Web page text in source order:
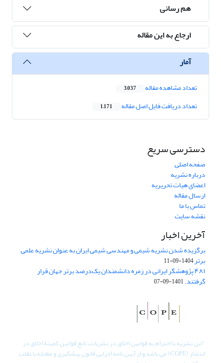
هم رسانی
ارجاع به این مقاله
آمار
تعداد مشاهده مقاله 3,037
تعداد دریافت فایل اصل مقاله 1,171
دسترسی سریع
صفحه اصلی
درباره نشریه
اعضای هیات تحریریه
ارسال مقاله
تماس با ما
نقشه سایت
آخرین اخبار
برگزیده شدن نشریه شیمی و مهندسی شیمی ایران به عنوان نشریه علمی
برتر1404-09-11
۴۸۱ پژوهشگر ایرانی در زمره دانشمندان یک‌درصد برتر جهان قرار
گرفتند.1401-09-07
"این نشریه با احترام به قوانین اخلاق در نشریات، تابع قوانین کمیتۀ اخلاق در
انتشار (COPE) می باشد و از آیین نامه اجرایی قانون پیشگیری و مقابله با تقلب